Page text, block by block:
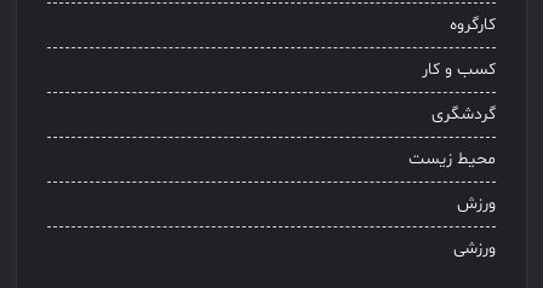
کارگروه
کسب و کار
گردشگری
محیط زیست
ورزش
ورزشی